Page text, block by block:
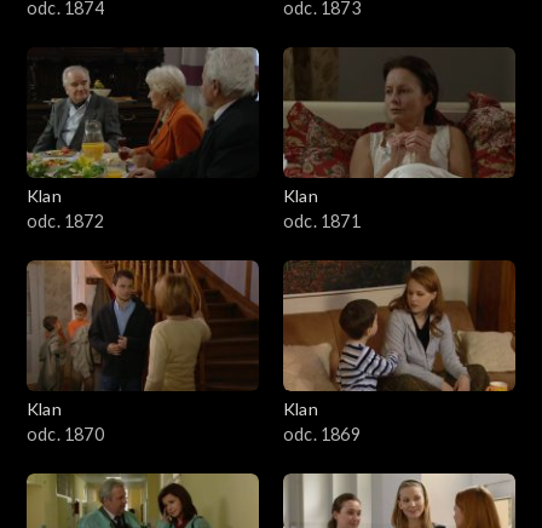
odc. 1874 odc. 1873
Klan
odc. 1872
Klan
odc. 1871
Klan
odc. 1870
Klan
odc. 1869